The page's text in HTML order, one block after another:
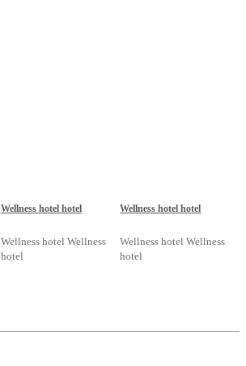
Wellness hotel hotel
Wellness hotel Wellness
hotel
Wellness hotel hotel
Wellness hotel Wellness
hotel